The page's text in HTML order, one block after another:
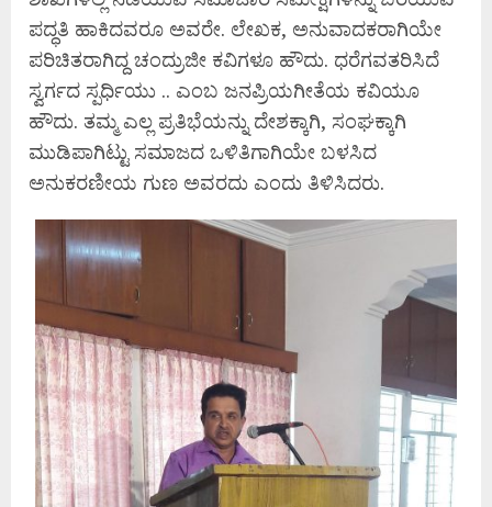
ಪದ್ಧತಿ ಹಾಕಿದವರೂ ಅವರೇ. ಲೇಖಕ, ಅನುವಾದಕರಾಗಿಯೇ
ಪರಿಚಿತರಾಗಿದ್ದ ಚಂದ್ರುಜೀ ಕವಿಗಳೂ ಹೌದು. ಧರೆಗವತರಿಸಿದೆ
ಸ್ವರ್ಗದ ಸ್ಪರ್ಧಿಯು .. ಎಂಬ ಜನಪ್ರಿಯಗೀತೆಯ ಕವಿಯೂ
ಹೌದು. ತಮ್ಮ ಎಲ್ಲ ಪ್ರತಿಭೆಯನ್ನು ದೇಶಕ್ಕಾಗಿ, ಸಂಘಕ್ಕಾಗಿ
ಮುಡಿಪಾಗಿಟ್ಟು ಸಮಾಜದ ಒಳಿತಿಗಾಗಿಯೇ ಬಳಸಿದ
ಅನುಕರಣೀಯ ಗುಣ ಅವರದು ಎಂದು ತಿಳಿಸಿದರು.